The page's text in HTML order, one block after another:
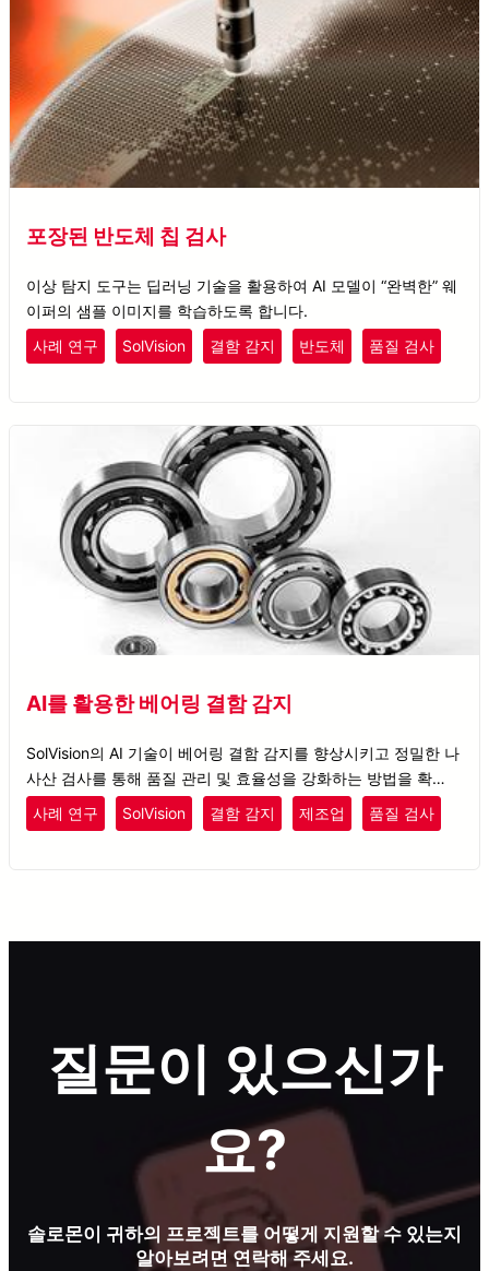
포장된 반도체 칩 검사
이상 탐지 도구는 딥러닝 기술을 활용하여 AI 모델이 “완벽한” 웨
이퍼의 샘플 이미지를 학습하도록 합니다.
사례 연구
SolVision 결함 감지 반도체 품질 검사
AI를 활용한 베어링 결함 감지
SolVision의 AI 기술이 베어링 결함 감지를 향상시키고 정밀한 나
사산 검사를 통해 품질 관리 및 효율성을 강화하는 방법을 확인하
세요.
사례 연구 SolVision 결함 감지 제조업 품질 검사
질문이 있으신가
요?
솔로몬이 귀하의 프로젝트를 어떻게 지원할 수 있는지
알아보려면 연락해 주세요.